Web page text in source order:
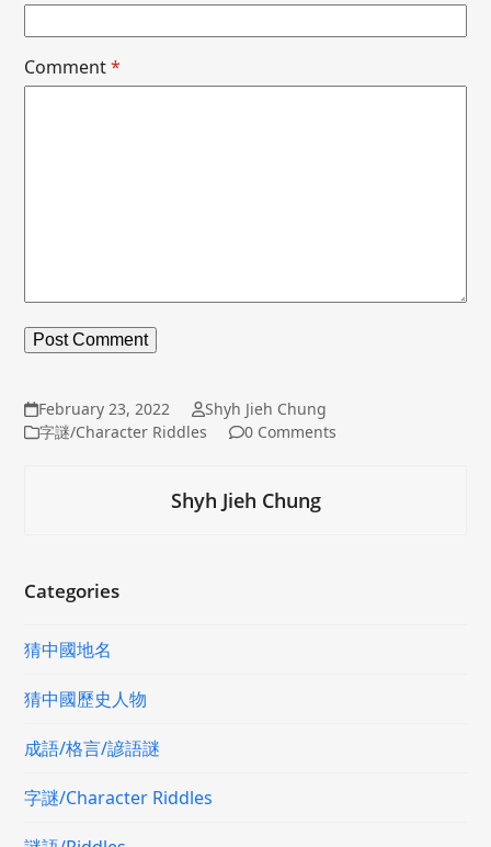
Comment*
February 23, 2022
Shyh Jieh Chung
字謎/Character Riddles
0 Comments
Shyh Jieh Chung
Categories
猜中國地名
猜中國歷史人物
成語/格言/諺語謎
字謎/Character Riddles